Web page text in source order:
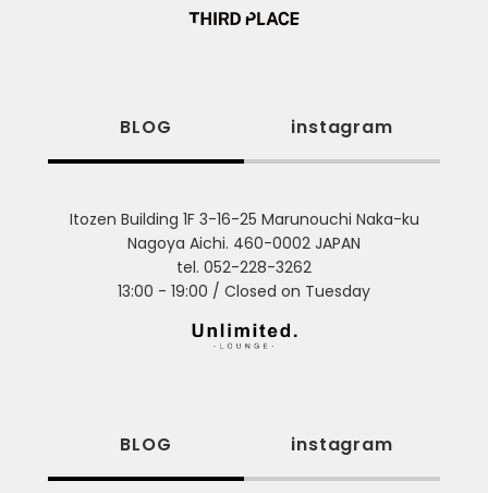
BLOG instagram
Itozen Building 1F 3-16-25 Marunouchi Naka-ku
Nagoya Aichi. 460-0002 JAPAN
tel. 052-228-3262
13:00 - 19:00 / Closed on Tuesday
BLOG instagram